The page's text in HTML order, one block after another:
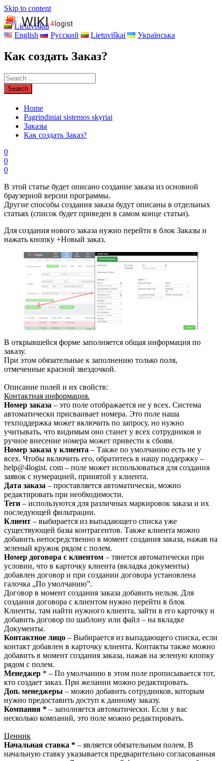
Skip to content
Lietuviškai
English
Русский Lietuviškai Українська
Как создать Заказ?
Home
Pagrindiniai sistemos skyriai
Заказы
Как создать Заказ?
0
0
0
В этой статье будет описано создание заказа из основной
браузерной версии программы.
Другие способы создания заказа будут описаны в отдельных
статьях (список будет приведен в самом конце статьи).
Для создания нового заказа нужно перейти в блок Заказы и
нажать кнопку +Новый заказ.
В открывшейся форме заполняется общая информация по
заказу.
При этом обязательные к заполнению только поля,
отмеченные красной звездочкой.
Описание полей и их свойств:
Контактная информация.
Номер заказа – это поле отображается не у всех. Система
автоматически присваивает номера. Это поле наша
техподдержка может включить по запросу, но нужно
учитывать, что видимым оно станет у всех сотрудников и
ручное внесение номера может привести к сбоям.
Номер заказа у клиента – Также по умолчанию есть не у
всех. Чтобы включить его, обратитесь в нашу поддержку –
help@4logist. com – поле может использоваться для создания
заявок с нумерацией, принятой у клиента.
Дата заказа – проставляется автоматически, можно
редактировать при необходимости.
Теги – используются для различных маркировок заказа и их
последующей фильтрации.
Клиент – выбирается из выпадающего списка уже
существующей базы контрагентов. Также клиента можно
добавить непосредственно в момент создания заказа, нажав на
зеленый кружок рядом с полем.
Номер договора с клиентом – тянется автоматически при
условии, что в карточку клиента (вкладка документы)
добавлен договор и при создании договора установлена
галочка „По умолчанию”.
Договор в момент создания заказа добавить нельзя. Для
создания договора с клиентом нужно перейти в блок
Клиенты, там найти нужного клиента, зайти в его карточку и
добавить договор по шаблону или файл – на вкладке
Документы.
Контактное лицо – Выбирается из выпадающего списка, если
контакт добавлен в карточку клиента. Контакты также можно
добавить в момент создания заказа, нажав на зеленую кнопку
рядом с полем.
Менеджер * – По умолчанию в этом поле прописывается тот,
кто создает заказ. При желании можно редактировать.
Доп. менеджеры – можно добавить сотрудников, которым
нужно предоставить доступ к данному заказу.
Компания * – заполняется автоматически. Если у вас
несколько компаний, это поле можно редактировать.
Ценник
Начальная ставка * – является обязательным полем. В
начальную ставку указывается предварительно согласованная